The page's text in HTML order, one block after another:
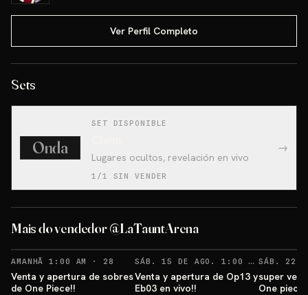
Ver Perfil Completo
Sets
Onda
SET DISPONIBLE
Lugares ocultos, revelación en vivo
1/1 SIN VENDER
→
Mais do vendedor @LaTauntArena
Sorteos: give away 1 +1 más→
AMANHÃ 1:00 AM · 28 RECORDATORIOS
Venta y apertura de sobres
de One Piece!!
SÁB. 15 DE AGO. 1:00 AM · 20
Venta y apertura de Op13 y
Eb03 en vivo!!
super
One